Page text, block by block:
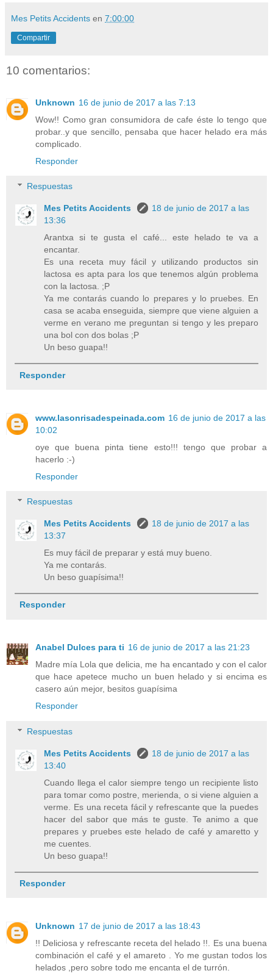
Mes Petits Accidents en 7:00:00
Compartir
10 comentarios:
Unknown 16 de junio de 2017 a las 7:13
Wow!! Como gran consumidora de cafe éste lo tengo que
probar..y que sencillo, pensaba que hacer helado era más
complicado.
Responder
Respuestas
Mes Petits Accidents
18 de junio de 2017 a las
13:36
Arantxa si te gusta el café... este helado te va a
encantar.
Es una receta muy fácil y utilizando productos sin
lactosa es apta para los que tenemos algún problema
con la lactosa. ;P
Ya me contarás cuando lo prepares y lo pruebes. En
casa se acaba enseguida, siempre que viene alguien a
verme en verano me preguntan si tengo y les preparo
una bol con dos bolas ;P
Un beso guapa!!
Responder
www.lasonrisadespeinada.com 16 de junio de 2017 a las
10:02
oye que buena pinta tiene esto!!! tengo que probar a
hacerlo :-)
Responder
Respuestas
Mes Petits Accidents
18 de junio de 2017 a las
13:37
Es muy fácil de preparar y está muy bueno.
Ya me contarás.
Un beso guapísima!!
Responder
Anabel Dulces para ti 16 de junio de 2017 a las 21:23
Madre mía Lola que delicia, me ha encantado y con el calor
que hace apetece mucho un buen helado y si encima es
casero aún mejor, besitos guapísima
Responder
Respuestas
Mes Petits Accidents
18 de junio de 2017 a las
13:40
Cuando llega el calor siempre tengo un recipiente listo
para tomar como postre, merienda, o si viene alguien a
verme. Es una receta fácil y refrescante que la puedes
hacer del sabor que más te guste. Te animo a que
prepares y pruebes este helado de café y amaretto y
me cuentes.
Un beso guapa!!
Responder
Unknown 17 de junio de 2017 a las 18:43
!! Deliciosa y refrescante receta del helado !!. Es una buena
combinación el café y el amareto . Yo me gustan todos los
helados ,pero sobre todo me encanta el de turrón.